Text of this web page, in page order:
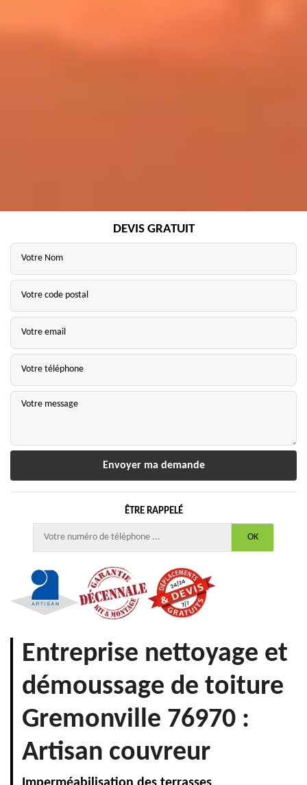
DEVIS GRATUIT
ÊTRE RAPPELÉ
Entreprise nettoyage et
démoussage de toiture
Gremonville 76970 :
Artisan couvreur